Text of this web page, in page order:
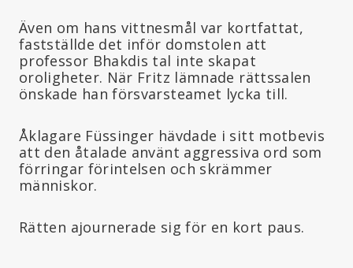
Även om hans vittnesmål var kortfattat,
fastställde det inför domstolen att
professor Bhakdis tal inte skapat
oroligheter. När Fritz lämnade rättssalen
önskade han försvarsteamet lycka till.
Åklagare Füssinger hävdade i sitt motbevis
att den åtalade använt aggressiva ord som
förringar förintelsen och skrämmer
människor.
Rätten ajournerade sig för en kort paus.